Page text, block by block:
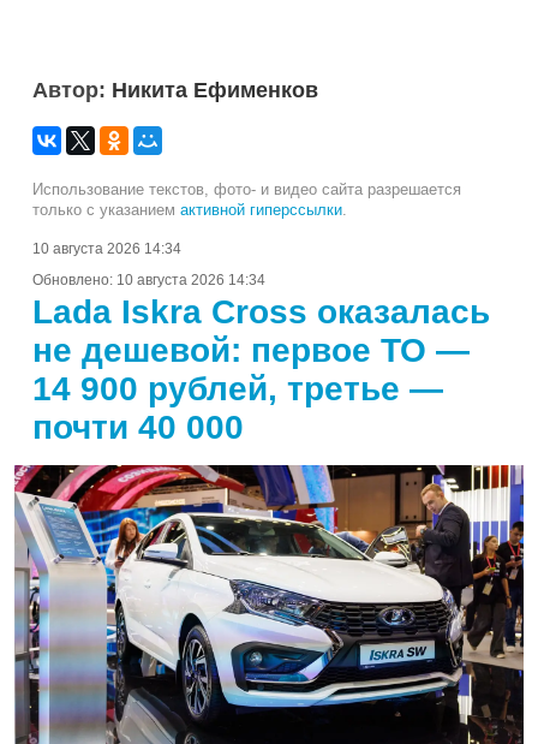
Автор: Никита Ефименков
Использование текстов, фото- и видео сайта разрешается
только с указанием активной гиперссылки
10 августа 2026 14:34
Обновлено: 10 августа 2026 14:34
Lada Iskra Cross оказалась
не дешевой: первое ТО —
14 900 рублей, третье —
почти 40 000